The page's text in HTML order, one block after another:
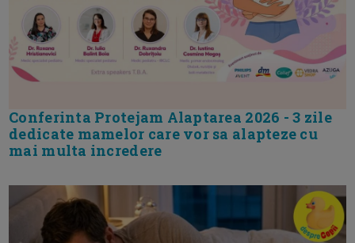
Conferinta Protejam Alaptarea 2026 - 3 zile
dedicate mamelor care vor sa alapteze cu
mai multa incredere